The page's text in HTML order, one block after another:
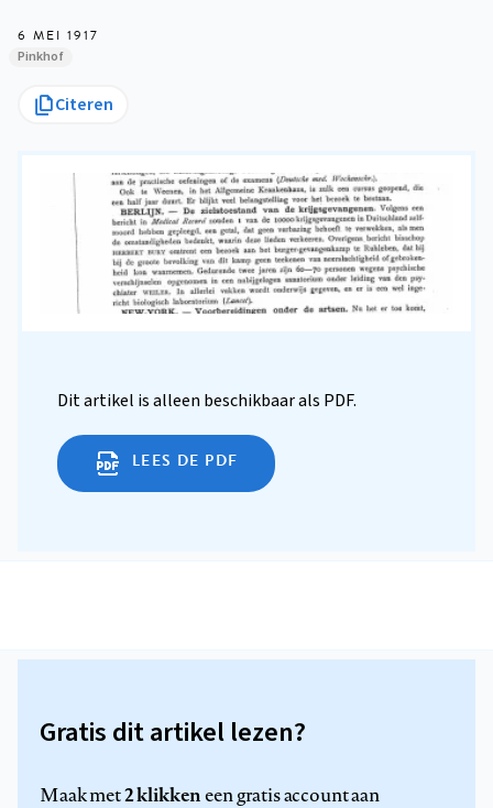
6 MEI 1917
Pinkhof
Citeren
Dit artikel is alleen beschikbaar als PDF.
LEES DE PDF
Gratis dit artikel lezen?
Maak met2 klikkeneen gratis account aan